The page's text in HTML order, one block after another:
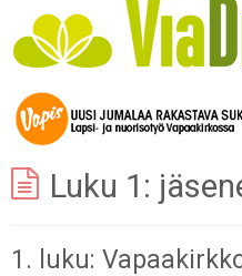
Luku 1:
1. luku: